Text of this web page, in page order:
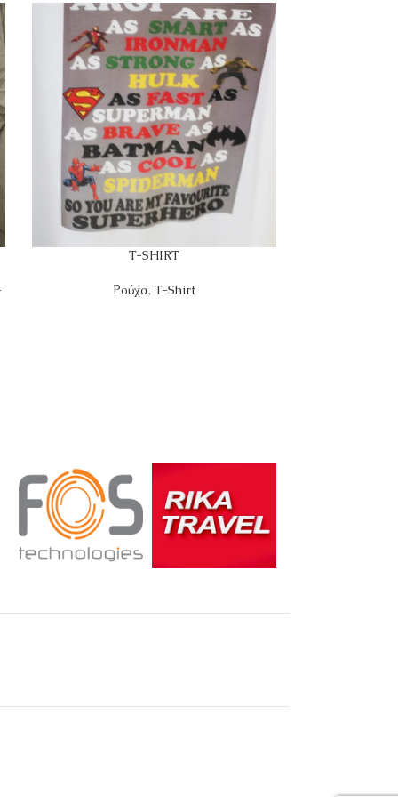
T-SHIRT
Ρούχα, T-Shirt